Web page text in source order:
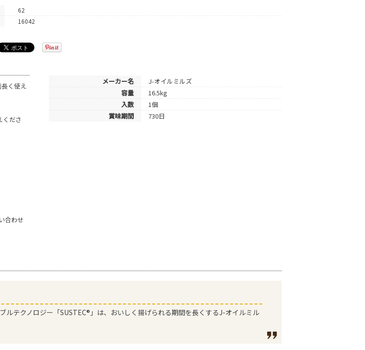
62
16042
く使え
ださ
合わせ
メーカー名
J-オイルミルズ
容量
16.5kg
入数
1個
賞味期間
730日
ルテクノロジー「SUSTEC®」は、おいしく揚げられる期間を長くするJ-オイルミル